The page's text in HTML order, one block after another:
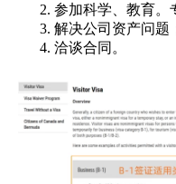
参加科学、教育。
解决公司资产问题
洽谈合同。